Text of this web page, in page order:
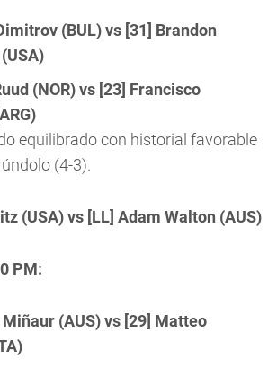
(BUL) vs [31] Brandon
(NOR) vs [23] Francisco
equilibrado con historial favorable
(4-3).
(USA) vs [LL] Adam Walton (AUS)
PM:
Miñaur (AUS) vs [29] Matteo